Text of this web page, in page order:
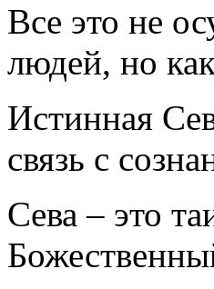
Все это не
людей, но
Истинная
связь с
Сева – это